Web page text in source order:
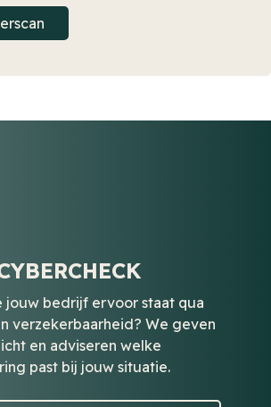
jouw bedrijf ervoor staat qua
verzekerbaarheid? We geven
en adviseren welke
past bij jouw situatie.